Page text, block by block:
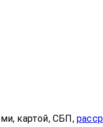
, картой, СБП,